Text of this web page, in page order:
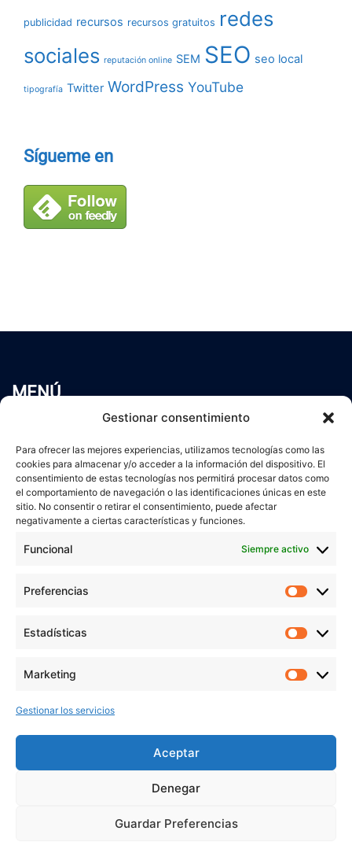
Gestionar consentimiento
Para ofrecer las mejores experiencias, utilizamos tecnologías como las
cookies para almacenar y/o acceder a la información del dispositivo. El
consentimiento de estas tecnologías nos permitirá procesar datos como
el comportamiento de navegación o las identificaciones únicas en este
sitio. No consentir o retirar el consentimiento, puede afectar
negativamente a ciertas características y funciones.
Funcional Siempre activo
Preferencias
Estadísticas
Marketing
Gestionar los servicios
Aceptar
Denegar
Guardar Preferencias
publicidad recursos recursos gratuitos redes
sociales reputación online SEM SEO seo local
tipografía Twitter WordPress YouTube
Sígueme en
MENÚ
Servicios
Blog
Contacto
Aviso Legal
Política de cookies
veronicaruiz.es
está bajo
NoComercial 4.0 Internacional
MÁS NOVEDADES EN MIS REDES